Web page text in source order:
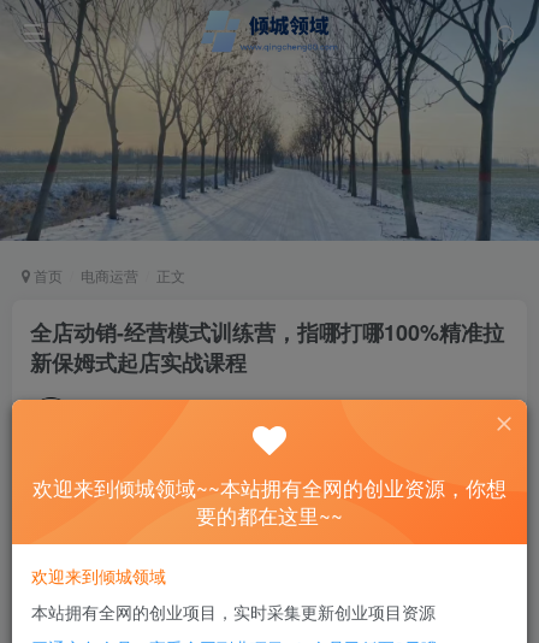
首页 电商运营 正文
全店动销-经营模式训练营，指哪打哪100%精准拉
新保姆式起店实战课程
私信
此内容为付费资源，请付费后查看
￥10
付费资源
欢迎来到倾城领域~~本站拥有全网的创业资源，你想
要的都在这里~~
欢迎来到倾城领域
本站拥有全网的创业项目，实时采集更新创业项目资源